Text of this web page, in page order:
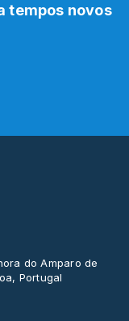
tempos novos
do Amparo de
Portugal